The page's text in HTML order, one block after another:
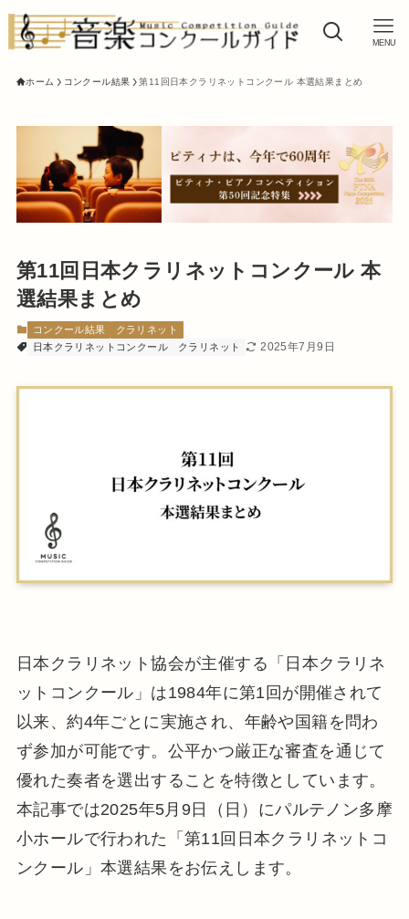
MENU
ホーム コンクール結果 第11回日本クラリネットコンクール 本選結果まとめ
第11回日本クラリネットコンクール 本
選結果まとめ
コンクール結果
クラリネット
日本クラリネットコンクール
クラリネット 2025年7月9日
日本クラリネット協会が主催する「日本クラリネ
ットコンクール」は1984年に第1回が開催されて
以来、約4年ごとに実施され、年齢や国籍を問わ
ず参加が可能です。公平かつ厳正な審査を通じて
優れた奏者を選出することを特徴としています。
本記事では2025年5月9日（日）にパルテノン多摩
小ホールで行われた「第11回日本クラリネットコ
ンクール」本選結果をお伝えします。